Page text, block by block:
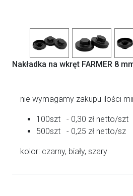
Previous
Nakładka na wkręt FARMER 8
nie wymagamy zakupu ilości
100szt - 0,30 zł netto/szt
500szt - 0,25 zł netto/sz
kolor: czarny, biały, szary